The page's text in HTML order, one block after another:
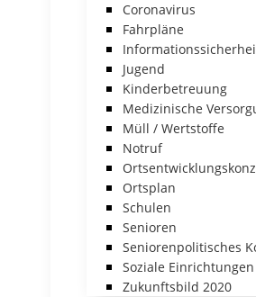
Coronavirus
Fahrpläne
Jugend
Kinderbetreuung
Medizinische
Müll / Wertstoffe
Notruf
Ortsplan
Schulen
Senioren
Seniorenpolitisches
Soziale Einrichtungen
Zukunftsbild 2020